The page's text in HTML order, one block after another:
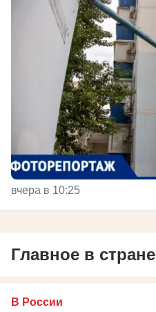
вчера в 10:25
Главное в стране
В России